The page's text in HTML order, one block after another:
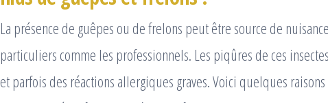
La présence de guêpes ou de frelons peut être source de
particuliers comme les professionnels. Les piqûres de ces
et parfois des réactions allergiques graves. Voici quelques